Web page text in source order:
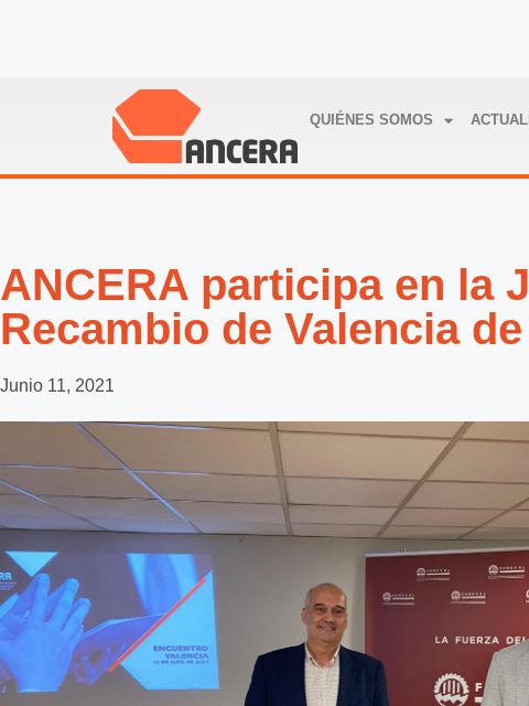
QUIÉNES SOMOS
ANCERA participa en la
Recambio de Valencia
Junio 11, 2021